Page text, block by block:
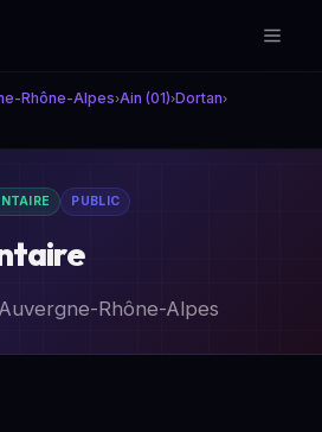
Rhône-Alpes›Ain (01)›Dortan›
PUBLIC
Rhône-Alpes